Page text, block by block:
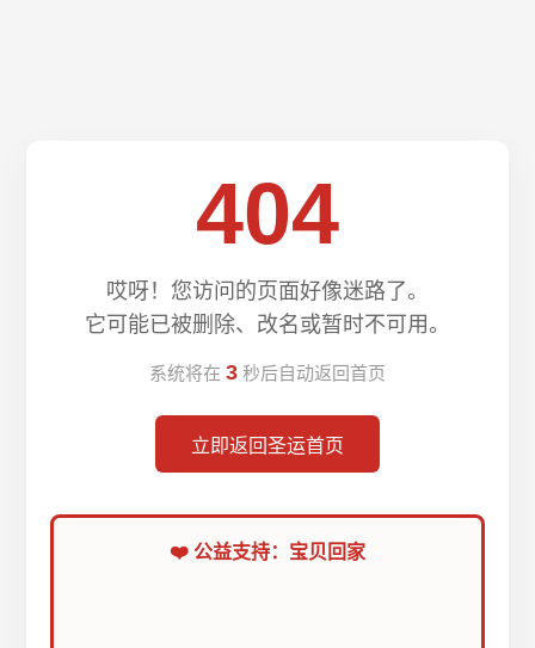
404
哎呀！您访问的页面好像迷路了。
它可能已被删除、改名或暂时不可用。
系统将在 3 秒后自动返回首页
立即返回圣运首页
❤️ 公益支持：宝贝回家